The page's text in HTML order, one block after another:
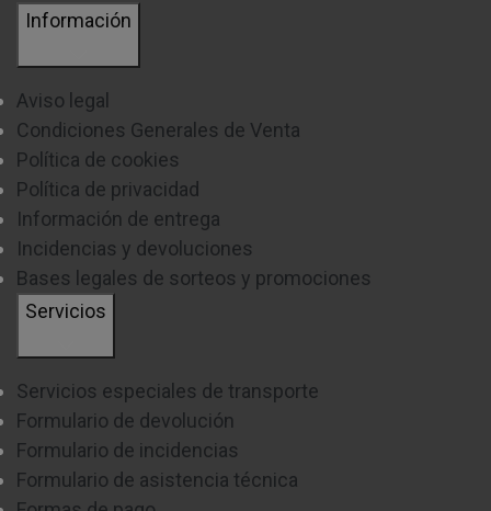
En la marca Elco vas a encontrar
Equipos de sonido
Cuidado personal
Calefactores
Radios
Tablets
E-book
Relojes
Baterías
Información
Aviso legal
Condiciones Generales de Venta
Política de cookies
Política de privacidad
Información de entrega
Incidencias y devoluciones
Bases legales de sorteos y promociones
Servicios
Servicios especiales de transporte
Formulario de devolución
Formulario de incidencias
Formulario de asistencia técnica